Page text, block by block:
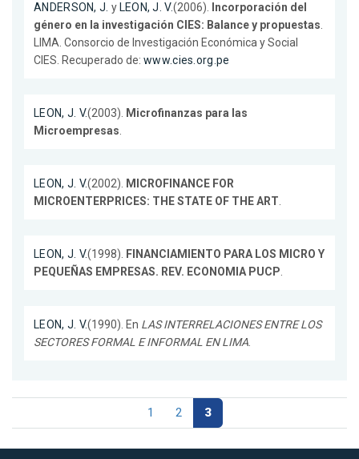
ANDERSON, J. y LEON, J. V.(2006). Incorporación del
género en la investigación CIES: Balance y propuestas.
LIMA. Consorcio de Investigación Económica y Social
CIES. Recuperado de: www.cies.org.pe
LEON, J. V.(2003). Microfinanzas para las
Microempresas.
LEON, J. V.(2002). MICROFINANCE FOR
MICROENTERPRICES: THE STATE OF THE ART.
LEON, J. V.(1998). FINANCIAMIENTO PARA LOS MICRO Y
PEQUEÑAS EMPRESAS. REV. ECONOMIA PUCP.
LEON, J. V.(1990). En LAS INTERRELACIONES ENTRE LOS
SECTORES FORMAL E INFORMAL EN LIMA.
1 2 3